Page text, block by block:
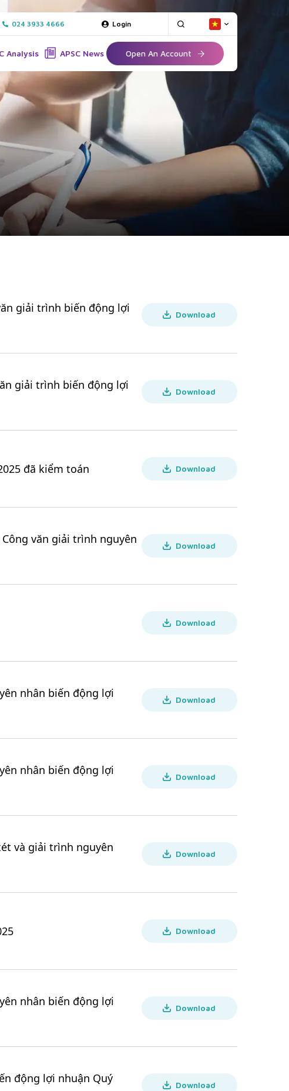
024 3933 4666 Login
Analysis APSC News Open An Account
giải trình biến động lợi
Download
giải trình biến động lợi
Download
đã kiểm toán Download
văn giải trình nguyên
Download
Download
nhân biến động lợi
Download
nhân biến động lợi
Download
và giải trình nguyên
Download
Download
nhân biến động lợi
Download
động lợi nhuận Quý
Download